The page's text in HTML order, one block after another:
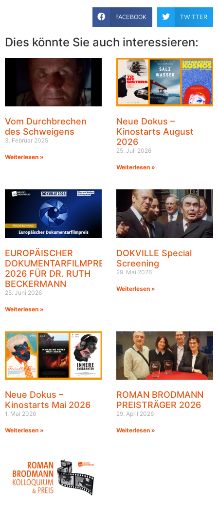
FACEBOOK TWITTER
Dies könnte Sie auch interessieren:
Vom Durchbrechen
des Schweigens
3. Februar 2025
Weiterlesen »
Neue Dokus –
Kinostarts August
2026
25. Juli 2026
Weiterlesen »
EUROPÄISCHER
DOKUMENTARFILMPREIS
2026 FÜR DR. RUTH
BECKERMANN
25. Juni 2026
Weiterlesen »
DOKVILLE Special
Screening
29. Mai 2026
Weiterlesen »
Neue Dokus –
Kinostarts Mai 2026
1. Mai 2026
Weiterlesen »
ROMAN BRODMANN
PREISTRÄGER 2026
29. April 2026
Weiterlesen »